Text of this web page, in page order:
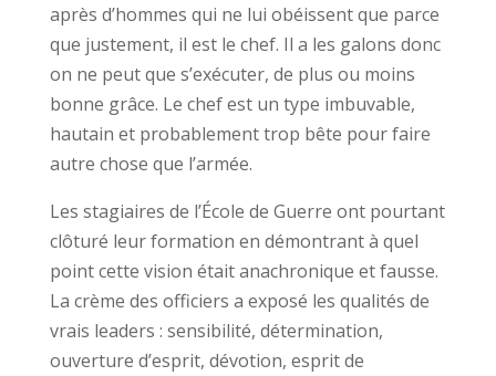
après d’hommes qui ne lui obéissent que parce
que justement, il est le chef. Il a les galons donc
on ne peut que s’exécuter, de plus ou moins
bonne grâce. Le chef est un type imbuvable,
hautain et probablement trop bête pour faire
autre chose que l’armée.
Les stagiaires de l’École de Guerre ont pourtant
clôturé leur formation en démontrant à quel
point cette vision était anachronique et fausse.
La crème des officiers a exposé les qualités de
vrais leaders : sensibilité, détermination,
ouverture d’esprit, dévotion, esprit de